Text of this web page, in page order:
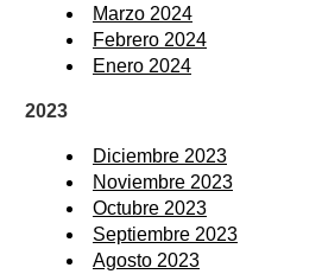
Marzo 2024
Febrero 2024
Enero 2024
2023
Diciembre 2023
Noviembre 2023
Octubre 2023
Septiembre 2023
Agosto 2023